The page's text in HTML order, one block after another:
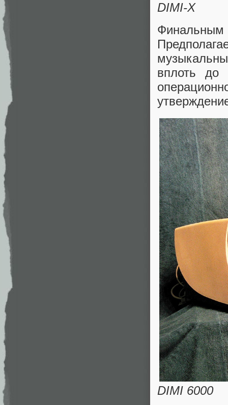
DIMI-X
вплоть до
DIMI 6000